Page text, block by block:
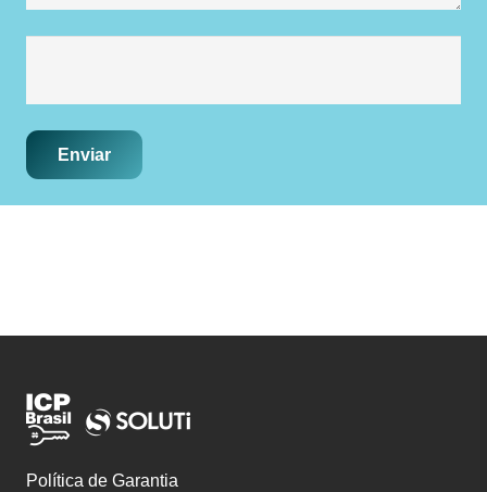
Enviar
Política de Garantia